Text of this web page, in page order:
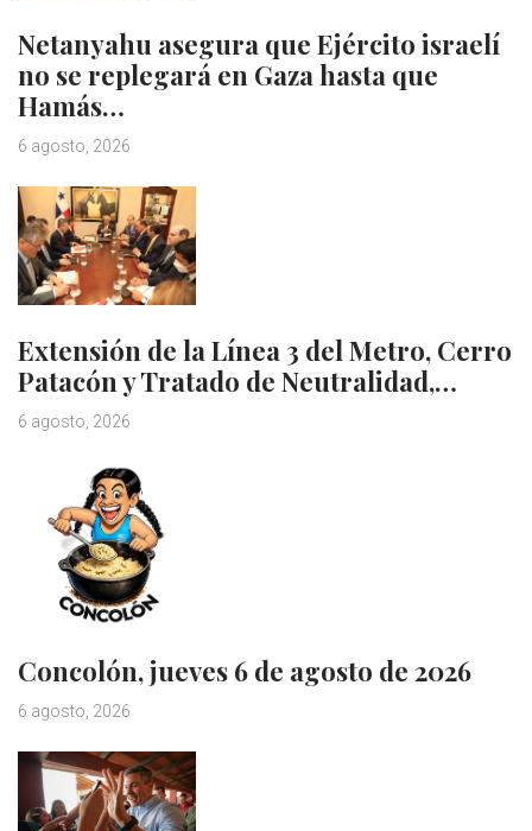
Netanyahu asegura que Ejército israelí
no se replegará en Gaza hasta que
Hamás…
6 agosto, 2026
Extensión de la Línea 3 del Metro, Cerro
Patacón y Tratado de Neutralidad,…
6 agosto, 2026
Concolón, jueves 6 de agosto de 2026
6 agosto, 2026